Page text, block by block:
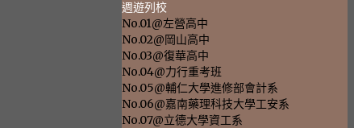
週遊列校
No.01@左營高中
No.02@岡山高中
No.03@復華高中
No.04@力行重考班
No.05@輔仁大學進修部會計系
No.06@嘉南藥理科技大學工安系
No.07@立德大學資工系